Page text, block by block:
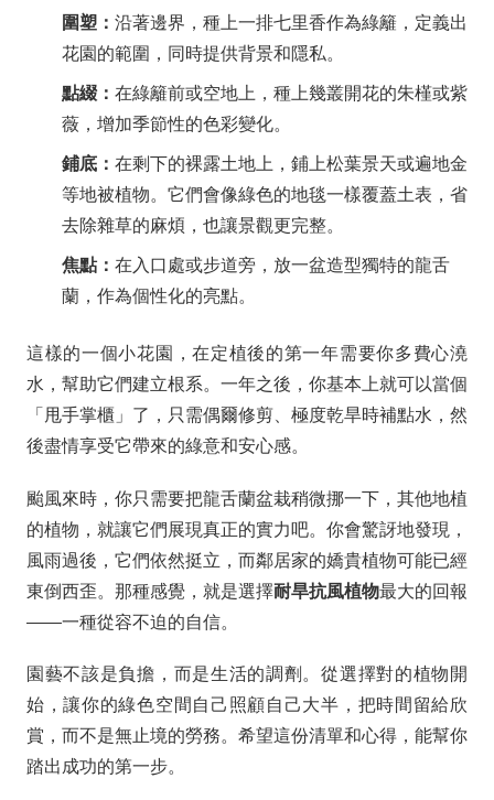
圍塑： 沿著邊界，種上一排七里香作為綠籬，定義出
花園的範圍，同時提供背景和隱私。
點綴： 在綠籬前或空地上，種上幾叢開花的朱槿或紫
薇，增加季節性的色彩變化。
鋪底： 在剩下的裸露土地上，鋪上松葉景天或遍地金
等地被植物。它們會像綠色的地毯一樣覆蓋土表，省
去除雜草的麻煩，也讓景觀更完整。
焦點： 在入口處或步道旁，放一盆造型獨特的龍舌
蘭，作為個性化的亮點。
這樣的一個小花園，在定植後的第一年需要你多費心澆
水，幫助它們建立根系。一年之後，你基本上就可以當個
「甩手掌櫃」了，只需偶爾修剪、極度乾旱時補點水，然
後盡情享受它帶來的綠意和安心感。
颱風來時，你只需要把龍舌蘭盆栽稍微挪一下，其他地植
的植物，就讓它們展現真正的實力吧。你會驚訝地發現，
風雨過後，它們依然挺立，而鄰居家的嬌貴植物可能已經
東倒西歪。那種感覺，就是選擇耐旱抗風植物最大的回報
——一種從容不迫的自信。
園藝不該是負擔，而是生活的調劑。從選擇對的植物開
始，讓你的綠色空間自己照顧自己大半，把時間留給欣
賞，而不是無止境的勞務。希望這份清單和心得，能幫你
踏出成功的第一步。